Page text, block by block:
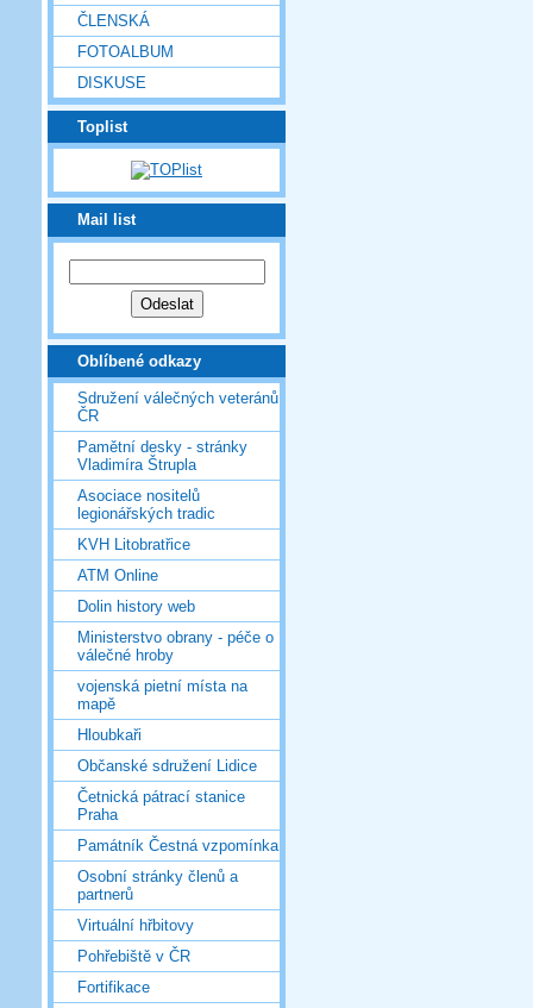
ČLENSKÁ
FOTOALBUM
DISKUSE
Toplist
Mail list
Oblíbené odkazy
Sdružení válečných veteránů
ČR
Pamětní desky - stránky
Vladimíra Štrupla
Asociace nositelů
legionářských tradic
KVH Litobratřice
ATM Online
Dolin history web
Ministerstvo obrany - péče o
válečné hroby
vojenská pietní místa na
mapě
Hloubkaři
Občanské sdružení Lidice
Četnická pátrací stanice
Praha
Památník Čestná vzpomínka
Osobní stránky členů a
partnerů
Virtuální hřbitovy
Pohřebiště v ČR
Fortifikace